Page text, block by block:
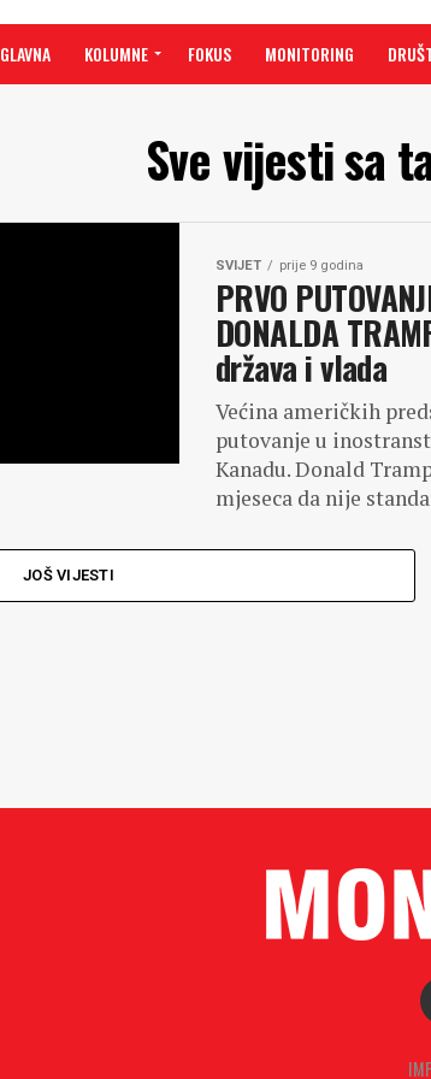
GLAVNA KOLUMNE FOKUS MONITORING
Sve vijesti sa
SVIJET prije 9 godina
PRVO
DONALDA
država i vlada
Većina američkih
putovanje u
Kanadu. Donald
mjeseca da nije
JOŠ VIJESTI